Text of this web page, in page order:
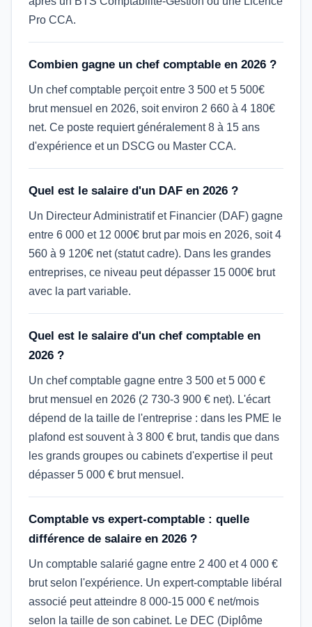
Pro CCA.
Combien gagne un chef comptable en 2026 ?
Un chef comptable perçoit entre 3 500 et 5 500€
brut mensuel en 2026, soit environ 2 660 à 4 180€
net. Ce poste requiert généralement 8 à 15 ans
d'expérience et un DSCG ou Master CCA.
Quel est le salaire d'un DAF en 2026 ?
Un Directeur Administratif et Financier (DAF) gagne
entre 6 000 et 12 000€ brut par mois en 2026, soit 4
560 à 9 120€ net (statut cadre). Dans les grandes
entreprises, ce niveau peut dépasser 15 000€ brut
avec la part variable.
Quel est le salaire d'un chef comptable en
2026 ?
Un chef comptable gagne entre 3 500 et 5 000 €
brut mensuel en 2026 (2 730-3 900 € net). L'écart
dépend de la taille de l'entreprise : dans les PME le
plafond est souvent à 3 800 € brut, tandis que dans
les grands groupes ou cabinets d'expertise il peut
dépasser 5 000 € brut mensuel.
Comptable vs expert-comptable : quelle
différence de salaire en 2026 ?
Un comptable salarié gagne entre 2 400 et 4 000 €
brut selon l'expérience. Un expert-comptable libéral
associé peut atteindre 8 000-15 000 € net/mois
selon la taille de son cabinet. Le DEC (Diplôme